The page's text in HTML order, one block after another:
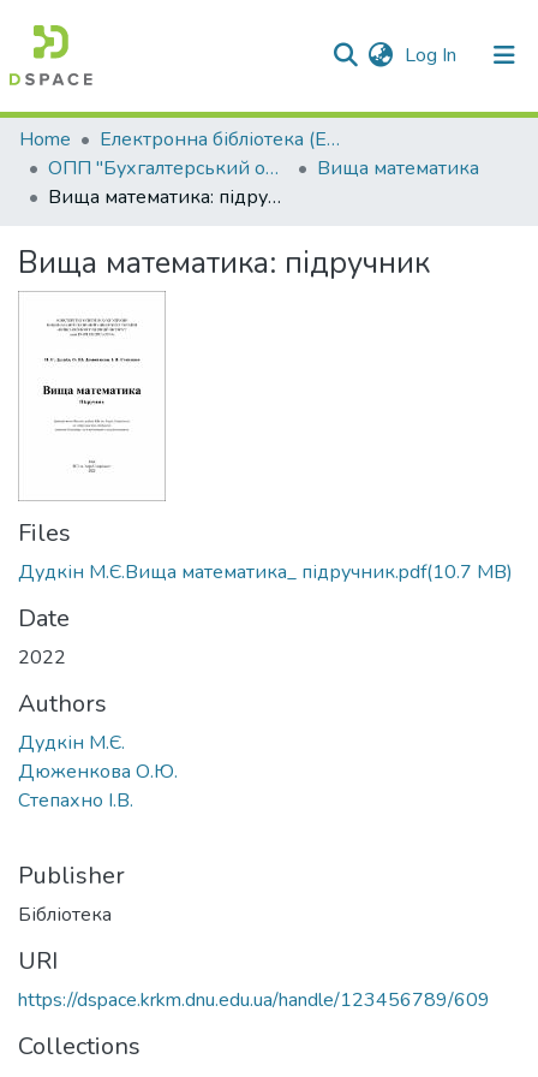
Log In (current)
Communities & Collections
All of DSpace
Home
Електронна бібліотека (E-Book)
ОПП "Бухгалтерський облік"
Вища математика
Вища математика: підручник
Вища математика: підручник
Files
Дудкін М.Є.Вища математика_ підручник.pdf(10.7 MB)
Date
2022
Authors
Дудкін М.Є.
Дюженкова О.Ю.
Степахно І.В.
Publisher
Бібліотека
URI
https://dspace.krkm.dnu.edu.ua/handle/123456789/609
Collections